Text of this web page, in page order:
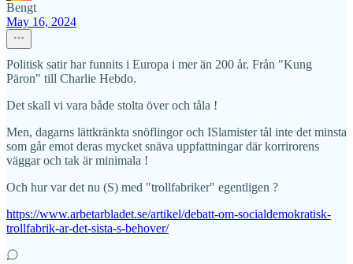
Bengt
May 16, 2024
Politisk satir har funnits i Europa i mer än 200 år. Från "Kung
Päron" till Charlie Hebdo.
Det skall vi vara både stolta över och tåla !
Men, dagarns lättkränkta snöflingor och ISlamister tål inte det minsta
som går emot deras mycket snäva uppfattningar där korrirorens
väggar och tak är minimala !
Och hur var det nu (S) med "trollfabriker" egentligen ?
https://www.arbetarbladet.se/artikel/debatt-om-socialdemokratisk-
trollfabrik-ar-det-sista-s-behover/